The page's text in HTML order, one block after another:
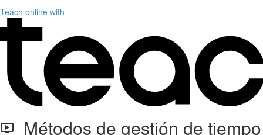
Teach online with
Métodos de gestión de tiempo